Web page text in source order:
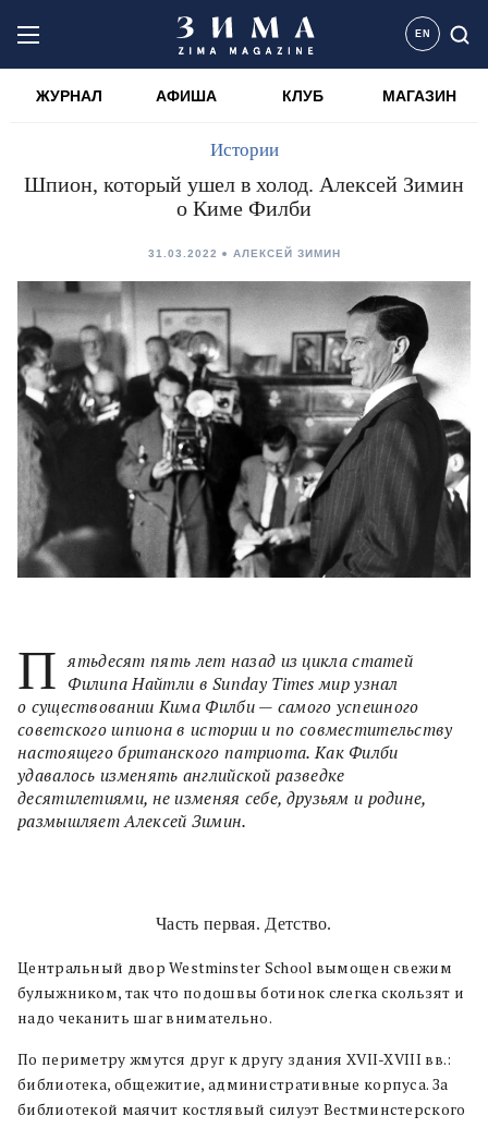
EN
ЖУРНАЛ АФИША КЛУБ МАГАЗИН
Истории
Шпион, который ушел в холод. Алексей Зимин
о Киме Филби
31.03.2022 АЛЕКСЕЙ ЗИМИН
П ятьдесят пять лет назад из цикла статей
Филипа Найтли в Sunday Times мир узнал
о существовании Кима Филби — самого успешного
советского шпиона в истории и по совместительству
настоящего британского патриота. Как Филби
удавалось изменять английской разведке
десятилетиями, не изменяя себе, друзьям и родине,
размышляет Алексей Зимин.
Часть первая. Детство.
Центральный двор Westminster School вымощен свежим
булыжником, так что подошвы ботинок слегка скользят и
надо чеканить шаг внимательно.
По периметру жмутся друг к другу здания XVII-XVIII вв.:
библиотека, общежитие, административные корпуса. За
библиотекой маячит костлявый силуэт Вестминстерского